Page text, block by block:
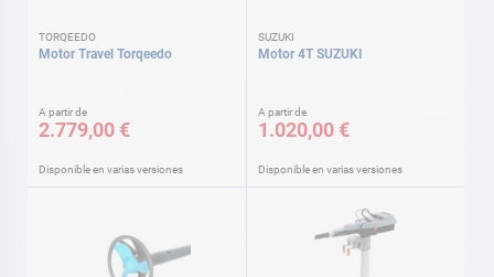
TORQEEDO
Motor Travel Torqeedo
A partir de
2.779,00 €
Disponible en varias versiones
SUZUKI
Motor 4T SUZUKI
A partir de
1.020,00 €
Disponible en varias versiones